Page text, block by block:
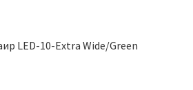
LED-10-Extra Wide/Green